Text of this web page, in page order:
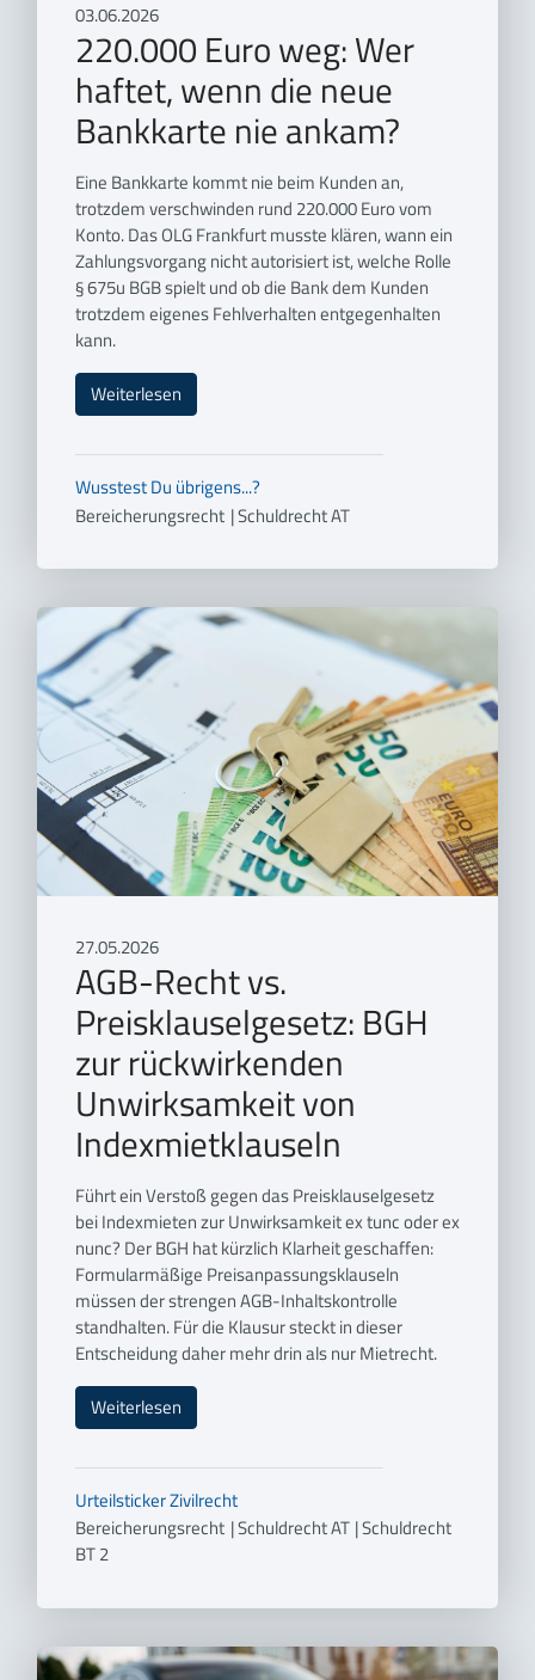
03.06.2026
220.000 Euro weg: Wer
haftet, wenn die neue
Bankkarte nie ankam?
Eine Bankkarte kommt nie beim Kunden an,
trotzdem verschwinden rund 220.000 Euro vom
Konto. Das OLG Frankfurt musste klären, wann ein
Zahlungsvorgang nicht autorisiert ist, welche Rolle
§ 675u BGB spielt und ob die Bank dem Kunden
trotzdem eigenes Fehlverhalten entgegenhalten
kann.
Weiterlesen
Wusstest Du übrigens...?
Bereicherungsrecht |Schuldrecht AT
27.05.2026
AGB-Recht vs.
Preisklauselgesetz: BGH
zur rückwirkenden
Unwirksamkeit von
Indexmietklauseln
Führt ein Verstoß gegen das Preisklauselgesetz
bei Indexmieten zur Unwirksamkeit ex tunc oder ex
nunc? Der BGH hat kürzlich Klarheit geschaffen:
Formularmäßige Preisanpassungsklauseln
müssen der strengen AGB-Inhaltskontrolle
standhalten. Für die Klausur steckt in dieser
Entscheidung daher mehr drin als nur Mietrecht.
Weiterlesen
UrteilstickerZivilrecht
Bereicherungsrecht |Schuldrecht AT |Schuldrecht
BT 2